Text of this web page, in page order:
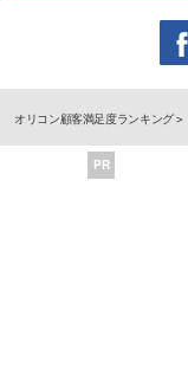
オリコン顧客満足度ランキング
PR